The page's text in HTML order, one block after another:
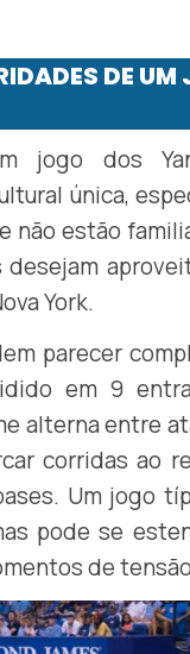
DE UM
jogo dos
única,
não estão
desejam
York.
parecer
em 9
alterna entre
corridas ao
Um jogo
pode se
de